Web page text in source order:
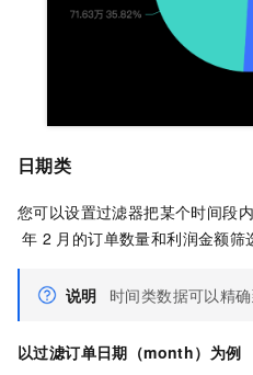
日期类
您可以设置过滤器把某个时间段
年 2 月的订单数量和利润金额筛
说明 时间类数据可以精确
以过滤订单日期（month）为例